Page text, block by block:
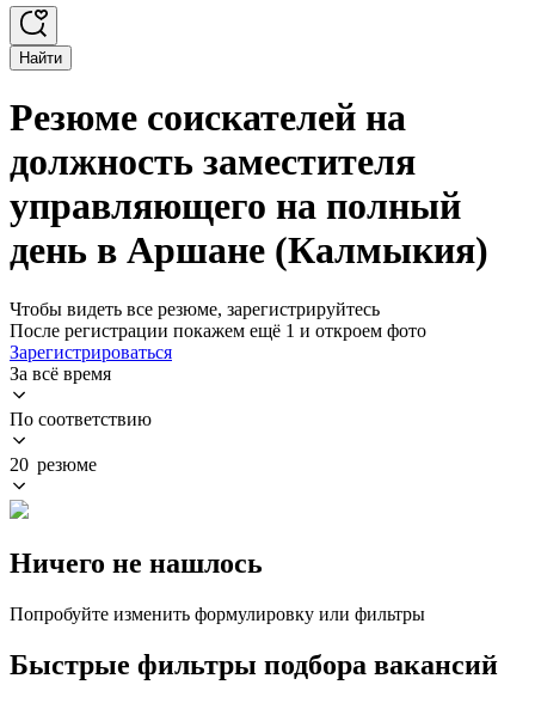
Найти
Резюме соискателей на
должность заместителя
управляющего на полный
день в Аршане (Калмыкия)
Чтобы видеть все резюме, зарегистрируйтесь
После регистрации покажем ещё 1 и откроем фото
Зарегистрироваться
За всё время
По соответствию
20 резюме
Ничего не нашлось
Попробуйте изменить формулировку или фильтры
Быстрые фильтры подбора вакансий